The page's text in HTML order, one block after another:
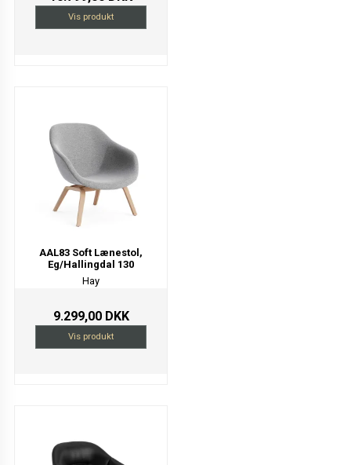
Vis produkt
AAL83 Soft Lænestol,
Eg/Hallingdal 130
Hay
9.299,00 DKK
Vis produkt